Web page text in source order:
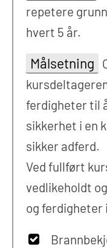
repetere
hvert 5 år.
Målsetning
ferdigheter til
sikkerhet i en
sikker adferd.
Ved fullført
vedlikeholdt
og ferdigheter